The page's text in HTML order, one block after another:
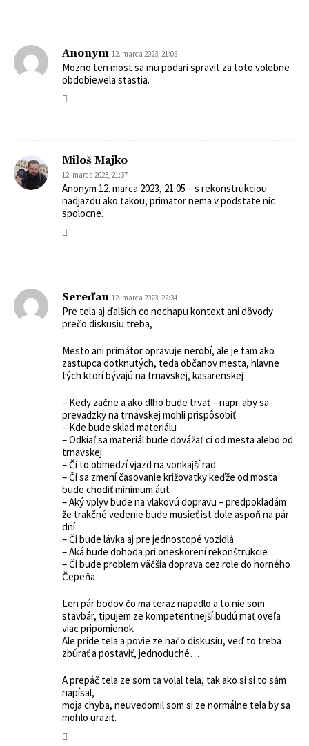
Anonym 12. marca 2023, 21:05
Mozno ten most sa mu podari spravit za toto volebne
obdobie.vela stastia.
Miloš Majko
12. marca 2023, 21:37
Anonym 12. marca 2023, 21:05 – s rekonstrukciou
nadjazdu ako takou, primator nema v podstate nic
spolocne.
Sereďan 12. marca 2023, 22:34
Pre tela aj ďalších co nechapu kontext ani dôvody
prečo diskusiu treba,
Mesto ani primátor opravuje nerobí, ale je tam ako
zastupca dotknutých, teda občanov mesta, hlavne
tých ktorí bývajú na trnavskej, kasarenskej
– Kedy začne a ako dlho bude trvať – napr. aby sa
prevadzky na trnavskej mohli prispôsobiť
– Kde bude sklad materiálu
– Odkiaľ sa materiál bude dovážať ci od mesta alebo od
trnavskej
– Či to obmedzí vjazd na vonkajší rad
– Či sa zmení časovanie križovatky keďže od mosta
bude chodiť minimum áut
– Aký vplyv bude na vlakovú dopravu – predpokladám
že trakčné vedenie bude musieť ist dole aspoň na pár
dní
– Či bude lávka aj pre jednostopé vozidlá
– Aká bude dohoda pri oneskorení rekonštrukcie
– Či bude problem väčšia doprava cez role do horného
Čepeňa
Len pár bodov čo ma teraz napadlo a to nie som
stavbár, tipujem ze kompetentnejší budú mať oveľa
viac pripomienok
Ale pride tela a povie ze načo diskusiu, veď to treba
zbúrať a postaviť, jednoduché…
A prepáč tela ze som ta volal tela, tak ako si si to sám
napísal,
moja chyba, neuvedomil som si ze normálne tela by sa
mohlo uraziť.